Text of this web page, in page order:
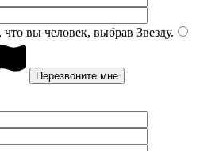
вы человек, выбрав Звезду.